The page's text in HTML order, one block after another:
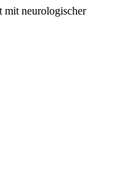
mit neurologischer